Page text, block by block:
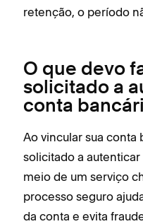
retenção, o período
O que devo
solicitado a
conta
Ao vincular sua conta
solicitado a
meio de um serviço
processo seguro
da conta e evita